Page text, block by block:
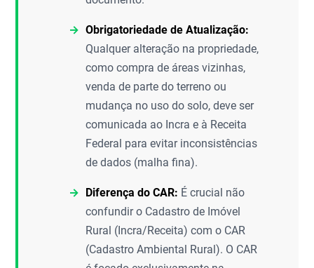
Obrigatoriedade de Atualização:
Qualquer alteração na propriedade,
como compra de áreas vizinhas,
venda de parte do terreno ou
mudança no uso do solo, deve ser
comunicada ao Incra e à Receita
Federal para evitar inconsistências
de dados (malha fina).
Diferença do CAR: É crucial não
confundir o Cadastro de Imóvel
Rural (Incra/Receita) com o CAR
(Cadastro Ambiental Rural). O CAR